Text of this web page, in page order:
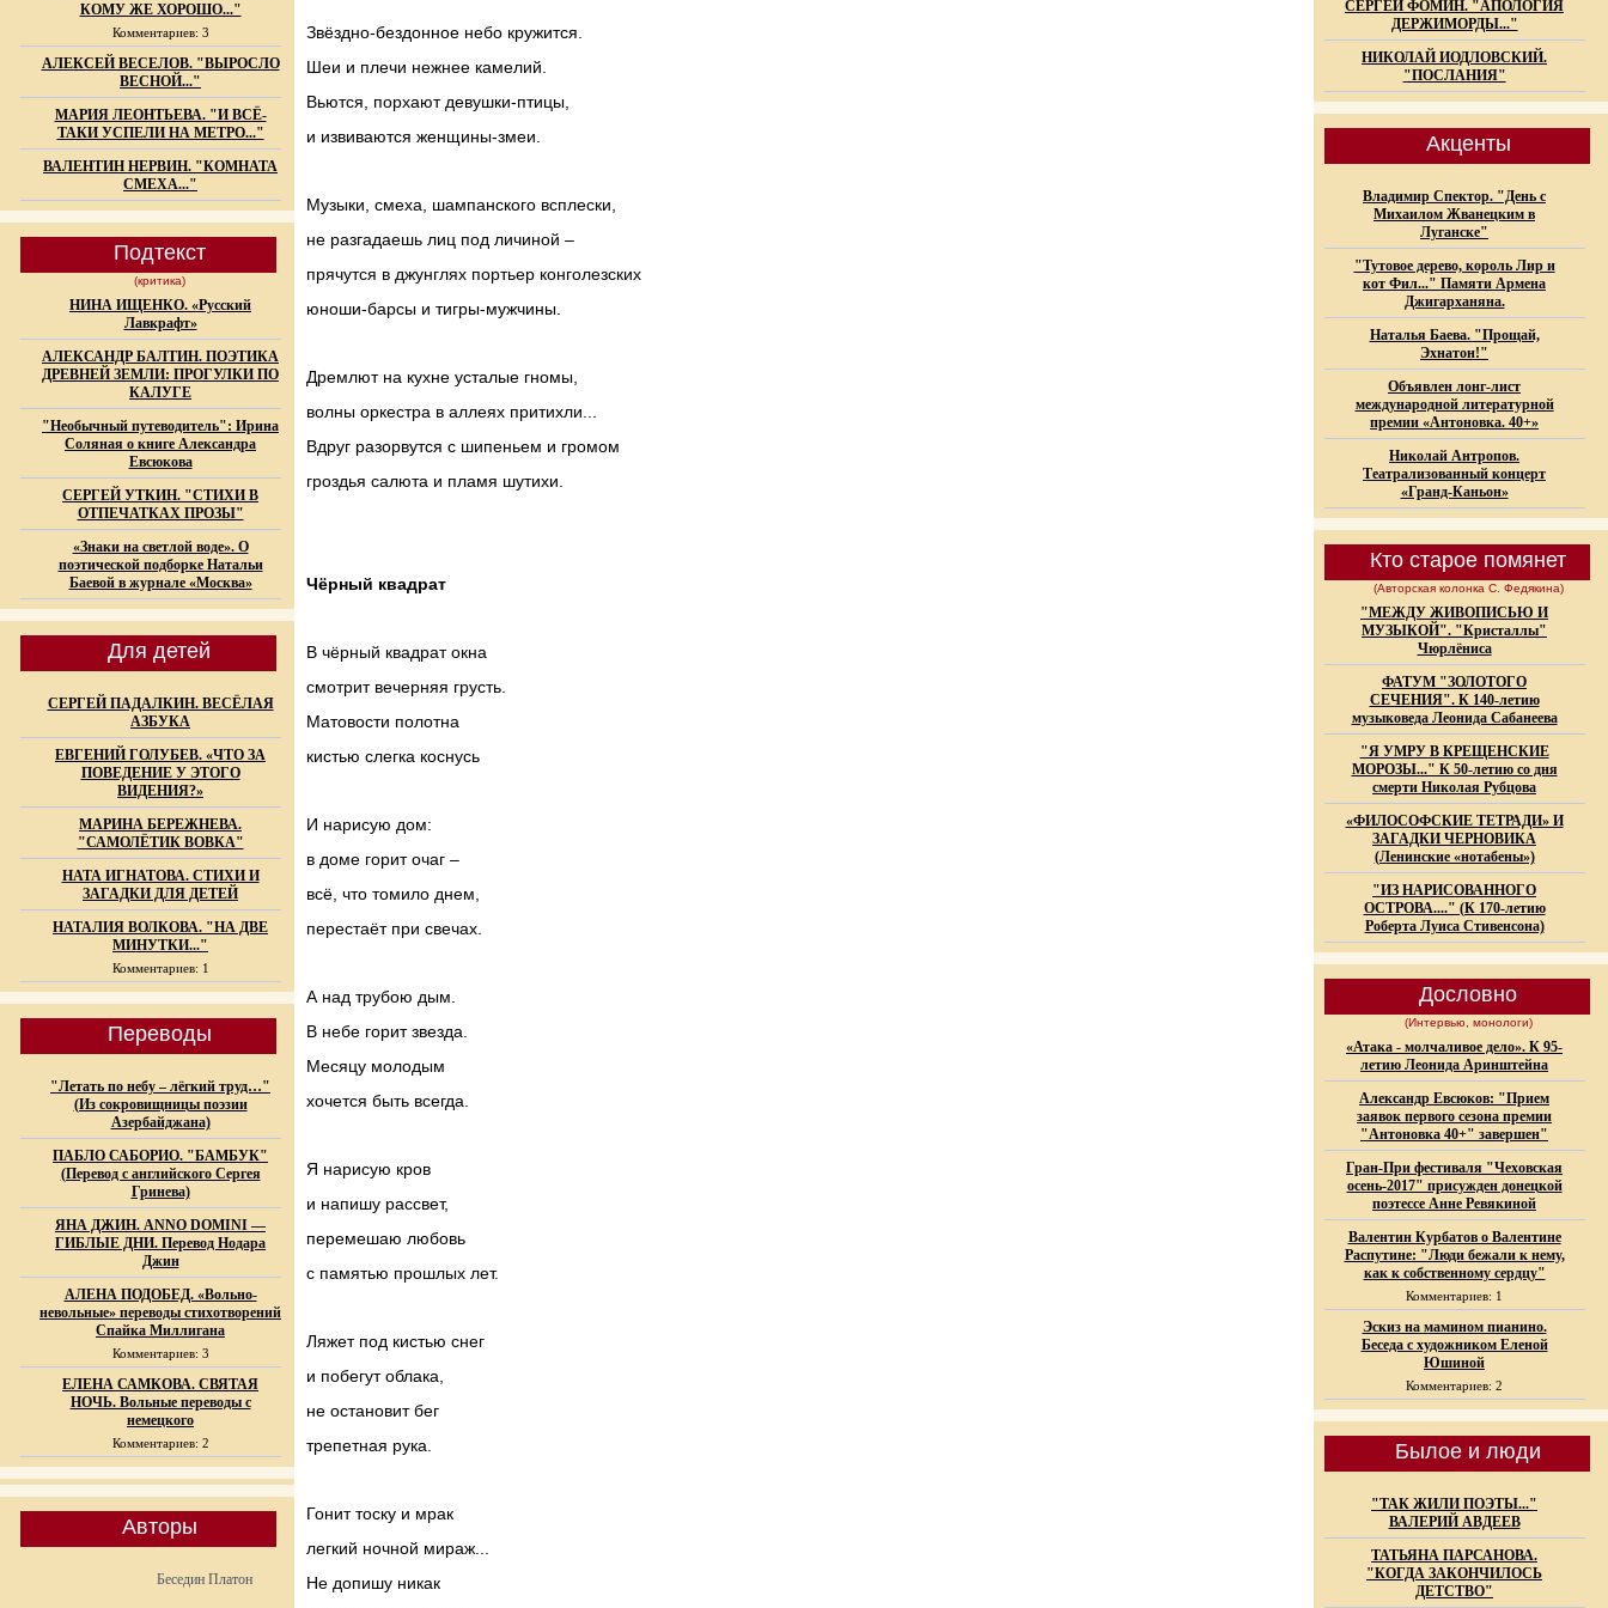
КОМУ ЖЕ ХОРОШО..."
Комментариев: 3
АЛЕКСЕЙ ВЕСЕЛОВ. "ВЫРОСЛО
ВЕСНОЙ..."
МАРИЯ ЛЕОНТЬЕВА. "И ВСЁ-
ТАКИ УСПЕЛИ НА МЕТРО..."
ВАЛЕНТИН НЕРВИН. "КОМНАТА
СМЕХА..."
Подтекст
(критика)
НИНА ИЩЕНКО. «Русский
Лавкрафт»
АЛЕКСАНДР БАЛТИН. ПОЭТИКА
ДРЕВНЕЙ ЗЕМЛИ: ПРОГУЛКИ ПО
КАЛУГЕ
"Необычный путеводитель": Ирина
Соляная о книге Александра
Евсюкова
СЕРГЕЙ УТКИН. "СТИХИ В
ОТПЕЧАТКАХ ПРОЗЫ"
«Знаки на светлой воде». О
поэтической подборке Натальи
Баевой в журнале «Москва»
Для детей
СЕРГЕЙ ПАДАЛКИН. ВЕСЁЛАЯ
АЗБУКА
ЕВГЕНИЙ ГОЛУБЕВ. «ЧТО ЗА
ПОВЕДЕНИЕ У ЭТОГО
ВИДЕНИЯ?»
МАРИНА БЕРЕЖНЕВА.
"САМОЛЁТИК ВОВКА"
НАТА ИГНАТОВА. СТИХИ И
ЗАГАДКИ ДЛЯ ДЕТЕЙ
НАТАЛИЯ ВОЛКОВА. "НА ДВЕ
МИНУТКИ..."
Комментариев: 1
Переводы
"Летать по небу – лёгкий труд…"
(Из сокровищницы поэзии
Азербайджана)
ПАБЛО САБОРИО. "БАМБУК"
(Перевод с английского Сергея
Гринева)
ЯНА ДЖИН. ANNO DOMINI —
ГИБЛЫЕ ДНИ. Перевод Нодара
Джин
АЛЕНА ПОДОБЕД. «Вольно-
невольные» переводы стихотворений
Спайка Миллигана
Комментариев: 3
ЕЛЕНА САМКОВА. СВЯТАЯ
НОЧЬ. Вольные переводы с
немецкого
Комментариев: 2
Авторы
Беседин Платон
Звёздно-бездонное небо кружится.
Шеи и плечи нежнее камелий.
Вьются, порхают девушки-птицы,
и извиваются женщины-змеи.
Музыки, смеха, шампанского всплески,
не разгадаешь лиц под личиной –
прячутся в джунглях портьер конголезских
юноши-барсы и тигры-мужчины.
Дремлют на кухне усталые гномы,
волны оркестра в аллеях притихли...
Вдруг разорвутся с шипеньем и громом
гроздья салюта и пламя шутихи.
Чёрный квадрат
В чёрный квадрат окна
смотрит вечерняя грусть.
Матовости полотна
кистью слегка коснусь
И нарисую дом:
в доме горит очаг –
всё, что томило днем,
перестаёт при свечах.
А над трубою дым.
В небе горит звезда.
Месяцу молодым
хочется быть всегда.
Я нарисую кров
и напишу рассвет,
перемешаю любовь
с памятью прошлых лет.
Ляжет под кистью снег
и побегут облака,
не остановит бег
трепетная рука.
Гонит тоску и мрак
легкий ночной мираж...
Не допишу никак
СЕРГЕЙ ФОМИН. "АПОЛОГИЯ
ДЕРЖИМОРДЫ..."
НИКОЛАЙ ИОДЛОВСКИЙ.
"ПОСЛАНИЯ"
Акценты
Владимир Спектор. "День с
Михаилом Жванецким в
Луганске"
"Тутовое дерево, король Лир и
кот Фил..." Памяти Армена
Джигарханяна.
Наталья Баева. "Прощай,
Эхнатон!"
Объявлен лонг-лист
международной литературной
премии «Антоновка. 40+»
Николай Антропов.
Театрализованный концерт
«Гранд-Каньон»
Кто старое помянет
(Авторская колонка С. Федякина)
"МЕЖДУ ЖИВОПИСЬЮ И
МУЗЫКОЙ". "Кристаллы"
Чюрлёниса
ФАТУМ "ЗОЛОТОГО
СЕЧЕНИЯ". К 140-летию
музыковеда Леонида Сабанеева
"Я УМРУ В КРЕЩЕНСКИЕ
МОРОЗЫ..." К 50-летию со дня
смерти Николая Рубцова
«ФИЛОСОФСКИЕ ТЕТРАДИ» И
ЗАГАДКИ ЧЕРНОВИКА
(Ленинские «нотабены»)
"ИЗ НАРИСОВАННОГО
ОСТРОВА...." (К 170-летию
Роберта Луиса Стивенсона)
Дословно
(Интервью, монологи)
«Атака - молчаливое дело». К 95-
летию Леонида Аринштейна
Александр Евсюков: "Прием
заявок первого сезона премии
"Антоновка 40+" завершен"
Гран-При фестиваля "Чеховская
осень-2017" присужден донецкой
поэтессе Анне Ревякиной
Валентин Курбатов о Валентине
Распутине: "Люди бежали к нему,
как к собственному сердцу"
Комментариев: 1
Эскиз на мамином пианино.
Беседа с художником Еленой
Юшиной
Комментариев: 2
Былое и люди
"ТАК ЖИЛИ ПОЭТЫ..."
ВАЛЕРИЙ АВДЕЕВ
ТАТЬЯНА ПАРСАНОВА.
"КОГДА ЗАКОНЧИЛОСЬ
ДЕТСТВО"